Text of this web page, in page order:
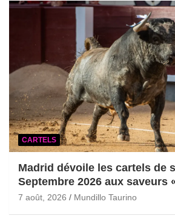
CARTELS
Madrid dévoile les cartels de
Septembre 2026 aux saveurs
7 août, 2026 Mundillo Taurino